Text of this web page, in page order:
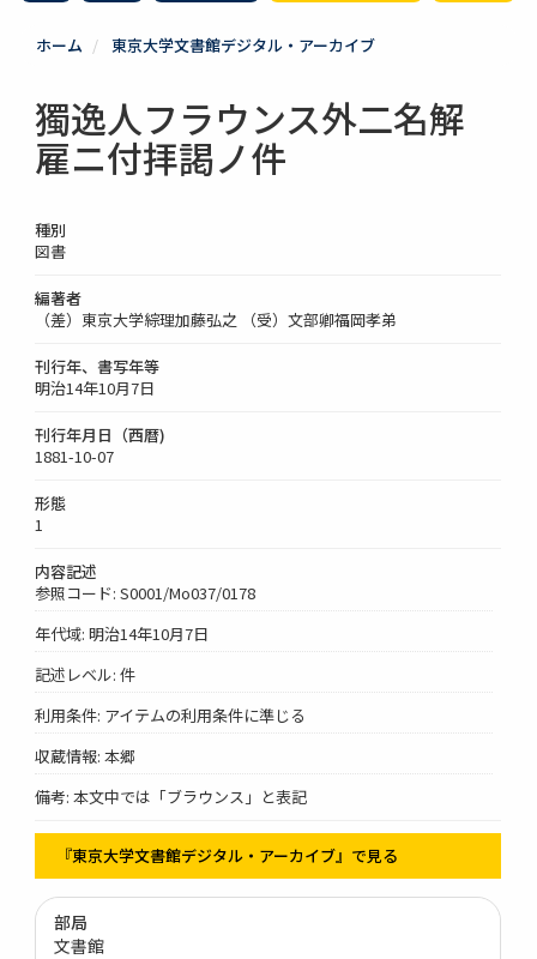
ホーム 東京大学文書館デジタル・アーカイブ
獨逸人フラウンス外二名解
雇ニ付拝謁ノ件
種別
図書
編著者
（差）東京大学綜理加藤弘之 （受）文部卿福岡孝弟
刊行年、書写年等
明治14年10月7日
刊行年月日（西暦)
1881-10-07
形態
1
内容記述
参照コード: S0001/Mo037/0178
年代域: 明治14年10月7日
記述レベル: 件
利用条件: アイテムの利用条件に準じる
収蔵情報: 本郷
備考: 本文中では「ブラウンス」と表記
『東京大学文書館デジタル・アーカイブ』で見る
部局
文書館